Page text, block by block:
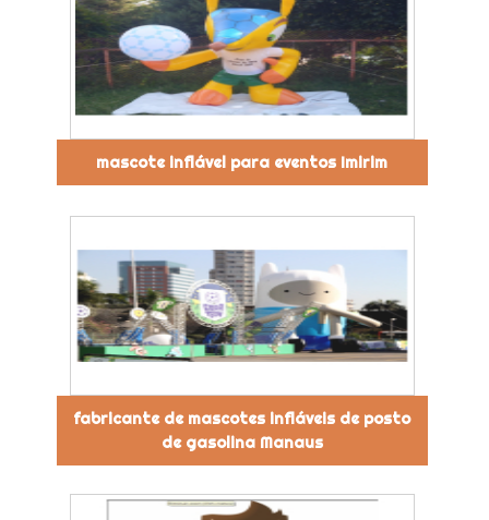
mascote inflável para eventos Imirim
fabricante de mascotes infláveis de posto
de gasolina Manaus